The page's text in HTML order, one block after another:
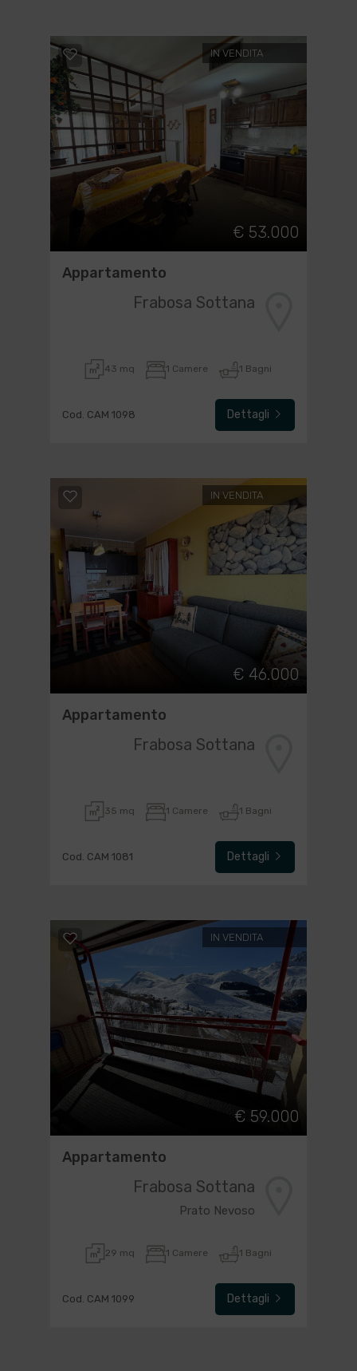
IN VENDITA
€ 53.000
Appartamento
Frabosa Sottana
43 mq 1 Camere 1 Bagni
Cod. CAM 1098 Dettagli
IN VENDITA
€ 46.000
Appartamento
Frabosa Sottana
35 mq 1 Camere 1 Bagni
Cod. CAM 1081 Dettagli
IN VENDITA
€ 59.000
Appartamento
Frabosa Sottana
Prato Nevoso
29 mq 1 Camere 1 Bagni
Cod. CAM 1099 Dettagli